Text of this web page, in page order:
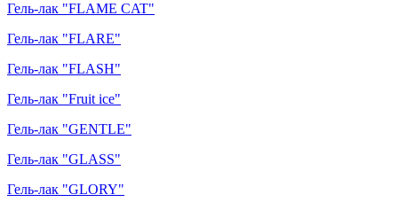
Гель-лак "FLAME CAT"
Гель-лак "FLARE"
Гель-лак "FLASH"
Гель-лак "Fruit ice"
Гель-лак "GENTLE"
Гель-лак "GLASS"
Гель-лак "GLORY"